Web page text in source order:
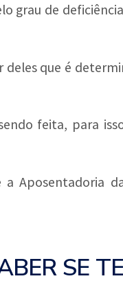
grau de
deles que é
feita, para
Aposentadoria
SE